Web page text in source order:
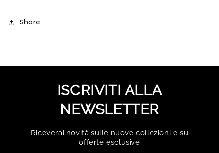
Share
ISCRIVITI ALLA
NEWSLETTER
Riceverai novità sulle nuove collezioni e su
offerte esclusive